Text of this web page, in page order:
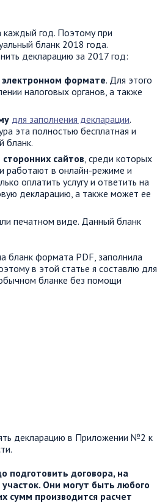
год. Поэтому при
бланк 2018 года.
декларацию за 2017 год:
формате. Для этого
налоговых органов, а также
для заполнения декларации.
эта полностью бесплатная и
бланк.
сайтов, среди которых
работают в онлайн-режиме и
оплатить услугу и ответить на
декларацию, а также может ее
печатном виде. Данный бланк
бланк формата PDF, заполнила
в этой статье я составлю для
бланке без помощи
декларацию в Приложении №2 к
подготовить договора, на
Они могут быть любого
сумм производится расчет